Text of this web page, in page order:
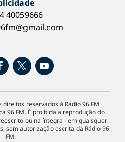
40059666
reservados à Rádio 96 FM
96 FM. É proibida a reprodução do
ou na íntegra - em quaisquer
sem autorização escrita da Rádio 96
FM.